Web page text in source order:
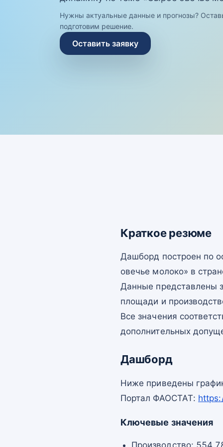
Нужны актуальные данные и прогнозы?
подготовим решение.
Оставить заявку
Краткое резюме
Дашборд построен по
овечье молоко» в
Данные представлены
площади и
Все значения
дополнительных
Дашборд
Ниже приведены
Портал ФАОСТАТ:
Ключевые значения
Производство: 554